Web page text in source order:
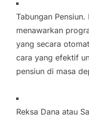
Tabungan
menawarkan
yang secara
cara yang efektif
pensiun di masa
Reksa Dana atau